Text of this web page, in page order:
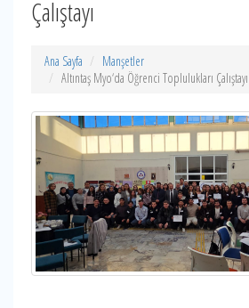
Çalıştayı
Ana Sayfa
Manşetler
Altıntaş Myo‘da Öğrenci Toplulukları Çalıştayı